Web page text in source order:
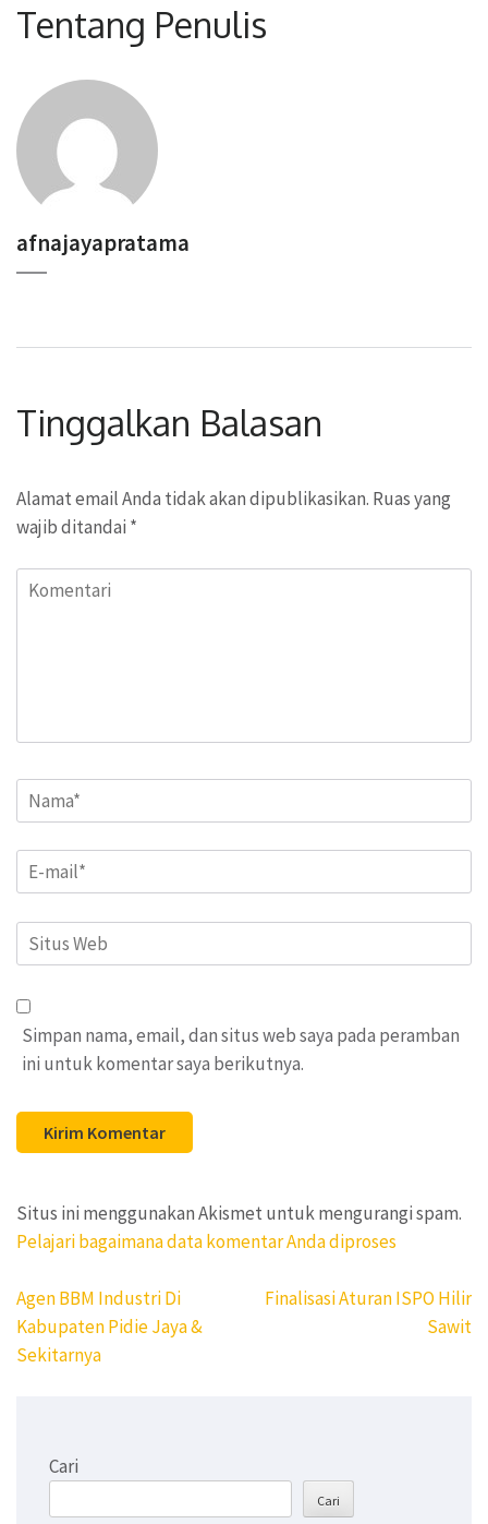
Tentang Penulis
afnajayapratama
Tinggalkan Balasan
Alamat email Anda tidak akan dipublikasikan. Ruas yang
wajib ditandai *
Komentari
Name*
Email*
Situs
Web
Simpan nama, email, dan situs web saya pada peramban
ini untuk komentar saya berikutnya.
Situs ini menggunakan Akismet untuk mengurangi spam.
Pelajari bagaimana data komentar Anda diproses
Navigasi
pos
Agen BBM Industri Di
Kabupaten Pidie Jaya &
Sekitarnya
Finalisasi Aturan ISPO Hilir
Sawit
Cari
Cari